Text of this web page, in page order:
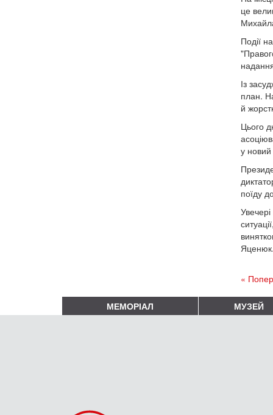
це
Події
Із
план.
й
Цього
у
поїду
Яценюк.
«
МЕМОРІАЛ МУЗЕЙ